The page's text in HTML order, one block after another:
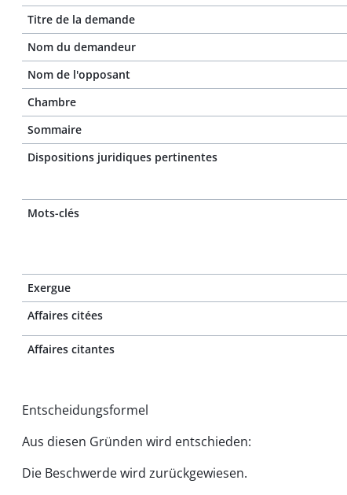
Titre de la demande
Nom du demandeur
Nom de l'opposant
Chambre
Sommaire
Dispositions juridiques pertinentes
Mots-clés
Exergue
Affaires citées
Affaires citantes
Entscheidungsformel
Aus diesen Gründen wird entschieden:
Die Beschwerde wird zurückgewiesen.